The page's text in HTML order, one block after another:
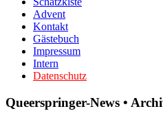
Advent
Kontakt
Gästebuch
Impressum
Intern
Datenschutz
Queerspringer-News •